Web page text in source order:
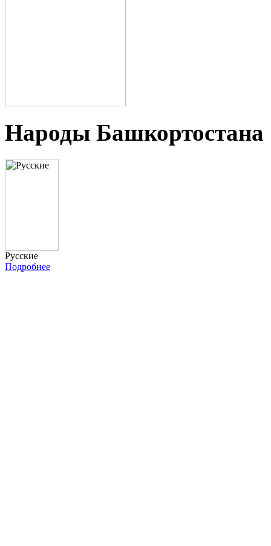
Народы Башкортостана
Русские
Подробнее